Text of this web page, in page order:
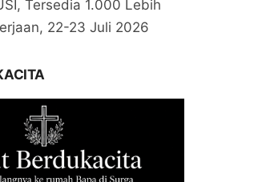
Tersedia 1.000 Lebih
22-23 Juli 2026